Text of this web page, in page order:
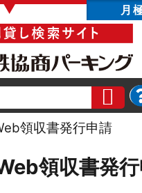
▼ 月
領収書発行申請
領収書発